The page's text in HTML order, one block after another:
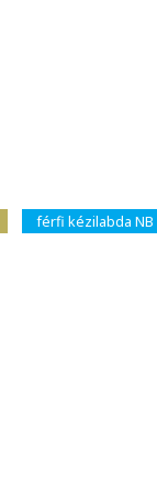
férfi kézilabda NB